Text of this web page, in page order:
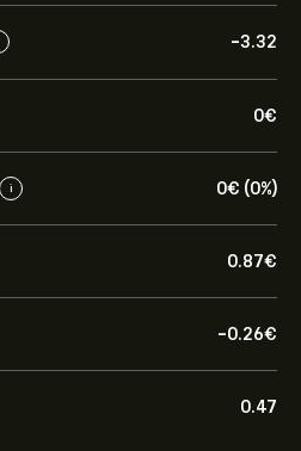
-3.32
0‎€‎
i 0‎€‎ (0%)
0.87‎€‎
-0.26‎€‎
0.47